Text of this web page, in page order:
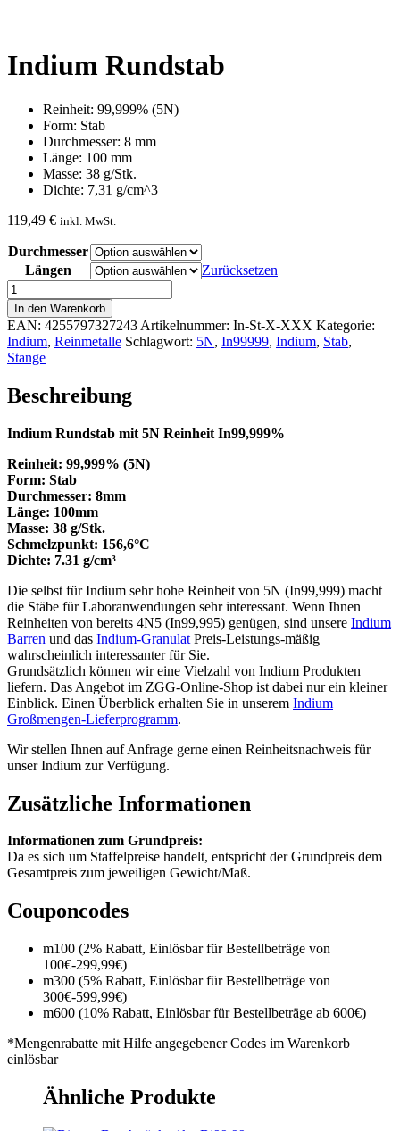
Indium Rundstab
Reinheit: 99,999% (5N)
Form: Stab
Durchmesser: 8 mm
Länge: 100 mm
Masse: 38 g/Stk.
Dichte: 7,31 g/cm^3
119,49 € inkl. MwSt.
Durchmesser
Längen
Zurücksetzen
Indium
Rundstab
Menge
In den Warenkorb
EAN: 4255797327243 Artikelnummer: In-St-X-XXX Kategorie:
Indium, Reinmetalle Schlagwort: 5N, In99999, Indium, Stab,
Stange
Beschreibung
Indium Rundstab mit 5N Reinheit In99,999%
Reinheit: 99,999% (5N)
Form: Stab
Durchmesser: 8mm
Länge: 100mm
Masse: 38 g/Stk.
Schmelzpunkt: 156,6°C
Dichte: 7.31 g/cm³
Die selbst für Indium sehr hohe Reinheit von 5N (In99,999) macht
die Stäbe für Laboranwendungen sehr interessant. Wenn Ihnen
Reinheiten von bereits 4N5 (In99,995) genügen, sind unsere Indium
Barren und das Indium-Granulat Preis-Leistungs-mäßig
wahrscheinlich interessanter für Sie.
Grundsätzlich können wir eine Vielzahl von Indium Produkten
liefern. Das Angebot im ZGG-Online-Shop ist dabei nur ein kleiner
Einblick. Einen Überblick erhalten Sie in unserem Indium
Großmengen-Lieferprogramm.
Wir stellen Ihnen auf Anfrage gerne einen Reinheitsnachweis für
unser Indium zur Verfügung.
Zusätzliche Informationen
Informationen zum Grundpreis:
Da es sich um Staffelpreise handelt, entspricht der Grundpreis dem
Gesamtpreis zum jeweiligen Gewicht/Maß.
Couponcodes
m100 (2% Rabatt, Einlösbar für Bestellbeträge von
100€-299,99€)
m300 (5% Rabatt, Einlösbar für Bestellbeträge von
300€-599,99€)
m600 (10% Rabatt, Einlösbar für Bestellbeträge ab 600€)
*Mengenrabatte mit Hilfe angegebener Codes im Warenkorb
einlösbar
Ähnliche Produkte